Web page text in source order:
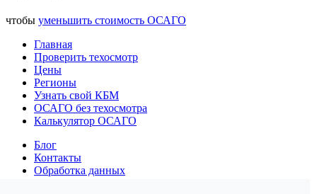
чтобы уменьшить стоимость ОСАГО
Главная
Проверить техосмотр
Цены
Регионы
Узнать свой КБМ
ОСАГО без техосмотра
Калькулятор ОСАГО
Блог
Контакты
Обработка данных